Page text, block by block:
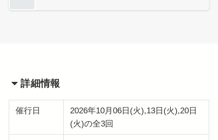
詳細情報
催行日
2026年10月06日(火),13日(火),20日
(火)の全3回